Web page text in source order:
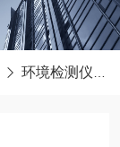
环境检测仪器